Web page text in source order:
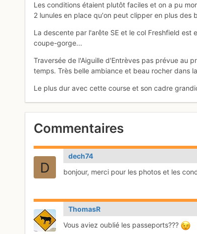
Les conditions étaient plutôt faciles et on a pu
2 lunules en place qu'on peut clipper en plus des
La descente par l'arête SE et le col Freshfield est
coupe-gorge...
Traversée de l'Aiguille d'Entrèves pas prévue au
temps. Très belle ambiance et beau rocher dans
Le plus dur avec cette course et son cadre
Commentaires
dech74
bonjour, merci pour les photos et les
ThomasR
Vous aviez oublié les passeports???